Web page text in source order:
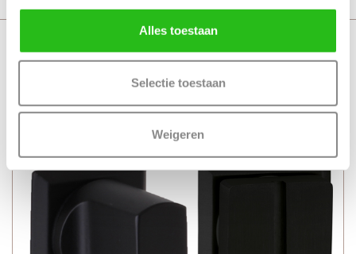
Alles toestaan
Selectie toestaan
Weigeren